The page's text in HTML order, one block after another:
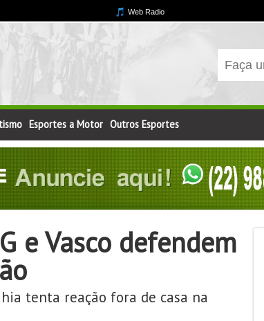
Esportes a Motor Outros Esportes
e Vasco defendem
tenta reação fora de casa na